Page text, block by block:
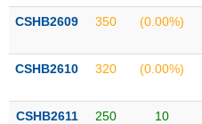
CSHB2609 350 (0.00%)
CSHB2610 320 (0.00%)
CSHB2611 250
10
TIN